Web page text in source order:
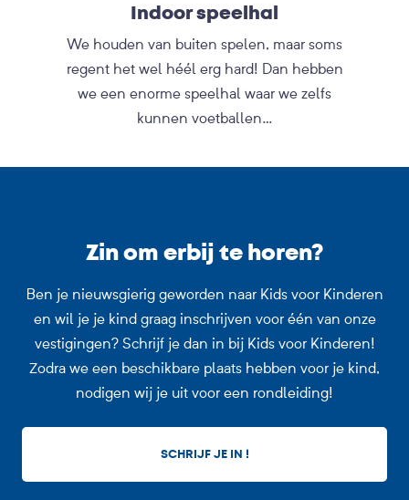
Indoor speelhal
We houden van buiten spelen, maar soms
regent het wel héél erg hard! Dan hebben
we een enorme speelhal waar we zelfs
kunnen voetballen…
Zin om erbij te horen?
Ben je nieuwsgierig geworden naar Kids voor Kinderen
en wil je je kind graag inschrijven voor één van onze
vestigingen? Schrijf je dan in bij Kids voor Kinderen!
Zodra we een beschikbare plaats hebben voor je kind,
nodigen wij je uit voor een rondleiding!
SCHRIJF JE IN !